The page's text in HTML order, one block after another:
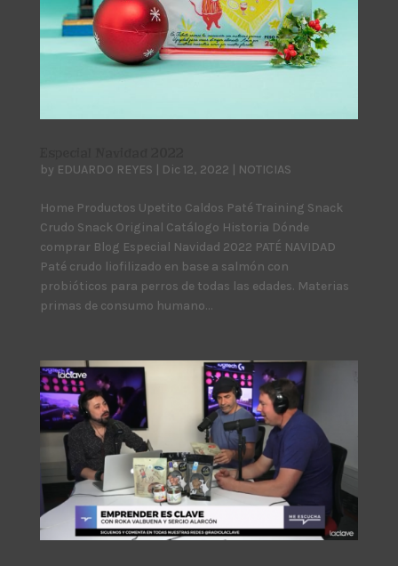
by EDUARDO REYES Dic 12, 2022 NOTICIAS
Home Productos Upetito Caldos Paté Training Snack
Crudo Snack Original Catálogo Historia Dónde
comprar Blog Especial Navidad 2022 PATÉ NAVIDAD
Paté crudo liofilizado en base a salmón con
probióticos para perros de todas las edades. Materias
primas de consumo humano...